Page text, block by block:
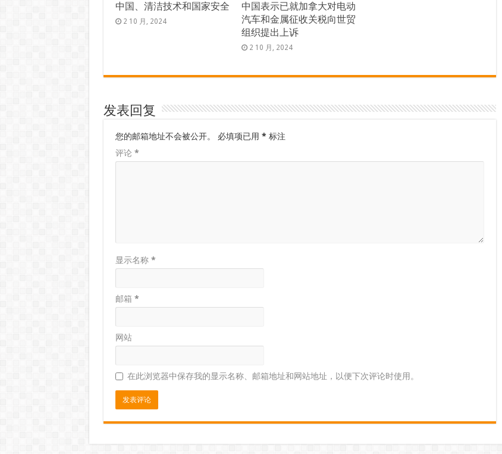
中国、清洁技术和国家安全
2 10 月, 2024
中国表示已就加拿大对电动
汽车和金属征收关税向世贸
组织提出上诉
2 10 月, 2024
发表回复
您的邮箱地址不会被公开。 必填项已用 * 标注
评论 *
显示名称 *
邮箱 *
网站
在此浏览器中保存我的显示名称、邮箱地址和网站地址，以便下次评论时使用。